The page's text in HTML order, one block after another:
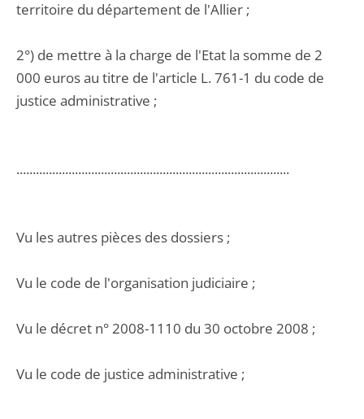
territoire du département de l'Allier ;
2°) de mettre à la charge de l'Etat la somme de 2
000 euros au titre de l'article L. 761-1 du code de
justice administrative ;
....................................................................................
Vu les autres pièces des dossiers ;
Vu le code de l'organisation judiciaire ;
Vu le décret n° 2008-1110 du 30 octobre 2008 ;
Vu le code de justice administrative ;